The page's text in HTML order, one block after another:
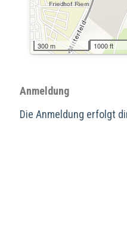
300 m 1000 ft
Anmeldung
Die Anmeldung erfolgt